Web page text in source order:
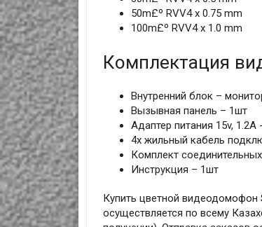
50m£º RVV4 x 0.75 mm
100m£º RVV4 x 1.0 mm
Комплектация
Внутренний блок –
Вызывная панель – 1шт
Адаптер питания 15v, 1.2A
4х жильный кабель
Комплект
Инструкция – 1шт
Купить цветной видеодомофон
осуществляется по всему